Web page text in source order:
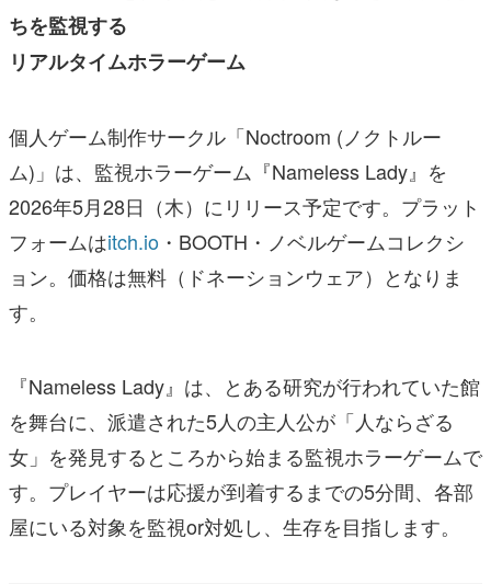
ちを監視する
リアルタイムホラーゲーム
個人ゲーム制作サークル「Noctroom (ノクトルー
ム)」は、監視ホラーゲーム『Nameless Lady』を
2026年5月28日（木）にリリース予定です。プラット
フォームはitch.io ・BOOTH・ノベルゲームコレクシ
ョン。価格は無料（ドネーションウェア）となりま
す。
『Nameless Lady』は、とある研究が行われていた館
を舞台に、派遣された5人の主人公が「人ならざる
女」を発見するところから始まる監視ホラーゲームで
す。プレイヤーは応援が到着するまでの5分間、各部
屋にいる対象を監視or対処し、生存を目指します。